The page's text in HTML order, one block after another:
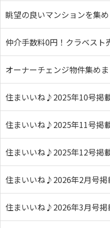
眺望の良いマンションを集
仲介手数料0円！クラベスト
オーナーチェンジ物件集めま
住まいいね♪2025年10号掲
住まいいね♪2025年11号掲
住まいいね♪2025年12号掲
住まいいね♪2026年2月号掲
住まいいね♪2026年3月号掲